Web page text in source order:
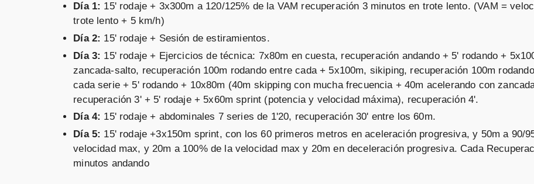
Día 1: 15' rodaje + 3x300m a 120/125% de la VAM recuperación 3 minutos en trote lento. (VAM =
trote lento + 5 km/h)
Día 2: 15' rodaje + Sesión de estiramientos.
Día 3: 15' rodaje + Ejercicios de técnica: 7x80m en cuesta, recuperación andando + 5' rodando +
zancada-salto, recuperación 100m rodando entre cada + 5x100m, sikiping, recuperación 100m
cada serie + 5' rodando + 10x80m (40m skipping con mucha frecuencia + 40m acelerando con
recuperación 3' + 5' rodaje + 5x60m sprint (potencia y velocidad máxima), recuperación 4'.
Día 4: 15' rodaje + abdominales 7 series de 1'20, recuperación 30' entre los 60m.
Día 5: 15' rodaje +3x150m sprint, con los 60 primeros metros en aceleración progresiva, y 50m a 90/
velocidad max, y 20m a 100% de la velocidad max y 20m en deceleración progresiva. Cada
minutos andando